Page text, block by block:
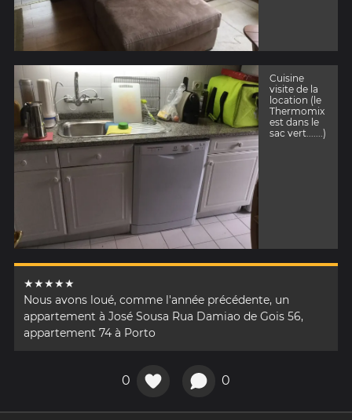
Cuisine
visite de la
location (le
Thermomix
est dans le
sac vert.......)
★★★★★
Nous avons loué, comme l'année précédente, un
appartement à José Sousa Rua Damiao de Gois 56,
appartement 74 à Porto
0 0